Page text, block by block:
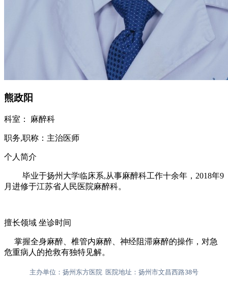
熊政阳
科室： 麻醉科
职务,职称： 主治医师
个人简介
毕业于扬州大学临床系,从事麻醉科工作十余年，2018年9
月进修于江苏省人民医院麻醉科。
擅长领域 坐诊时间
掌握全身麻醉、椎管内麻醉、神经阻滞麻醉的操作，对急
危重病人的抢救有独特见解。
主办单位：扬州东方医院 医院地址：扬州市文昌西路38号